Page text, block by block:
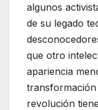
algunos
de su legado
que otro
apariencia
revolución